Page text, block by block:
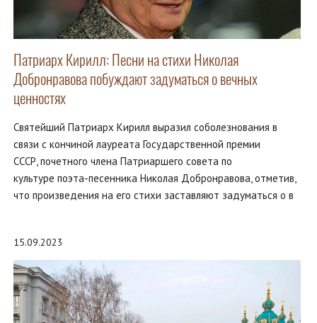
Патриарх Кирилл: Песни на стихи Николая
Добронравова побуждают задуматься о вечных
ценностях
Святейший Патриарх Кирилл выразил соболезнования в
связи с кончиной лауреата Государственной премии
СССР, почетного члена Патриаршего совета по
культуре поэта-песенника Николая Добронравова, отметив,
что произведения на его стихи заставляют задуматься о в
15.09.2023